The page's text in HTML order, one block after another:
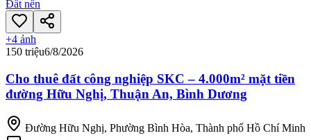
Đất nền
+4 ảnh
150 triệu6/8/2026
Cho thuê đất công nghiệp SKC – 4.000m² mặt tiền
đường Hữu Nghị, Thuận An, Bình Dương
Đường Hữu Nghị, Phường Bình Hòa, Thành phố Hồ Chí Minh